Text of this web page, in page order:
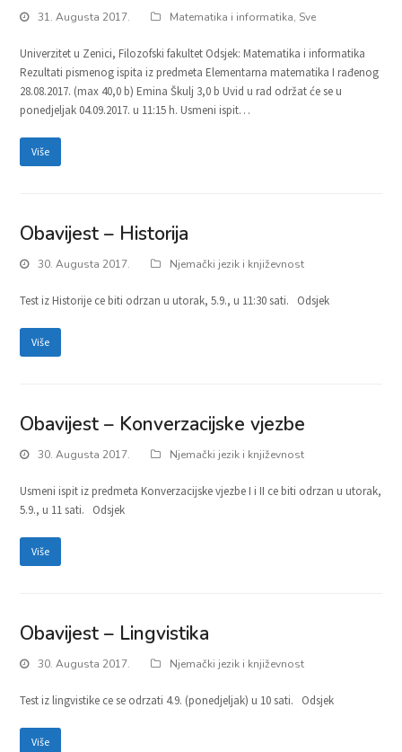
31. Augusta 2017. Matematika i informatika, Sve
Univerzitet u Zenici, Filozofski fakultet Odsjek: Matematika i informatika
Rezultati pismenog ispita iz predmeta Elementarna matematika I rađenog
28.08.2017. (max 40,0 b) Emina Škulj 3,0 b Uvid u rad održat će se u
ponedjeljak 04.09.2017. u 11:15 h. Usmeni ispit…
Više
Obavijest – Historija
30. Augusta 2017. Njemački jezik i književnost
Test iz Historije ce biti odrzan u utorak, 5.9., u 11:30 sati. Odsjek
Više
Obavijest – Konverzacijske vjezbe
30. Augusta 2017. Njemački jezik i književnost
Usmeni ispit iz predmeta Konverzacijske vjezbe I i II ce biti odrzan u utorak,
5.9., u 11 sati. Odsjek
Više
Obavijest – Lingvistika
30. Augusta 2017. Njemački jezik i književnost
Test iz lingvistike ce se odrzati 4.9. (ponedjeljak) u 10 sati. Odsjek
Više